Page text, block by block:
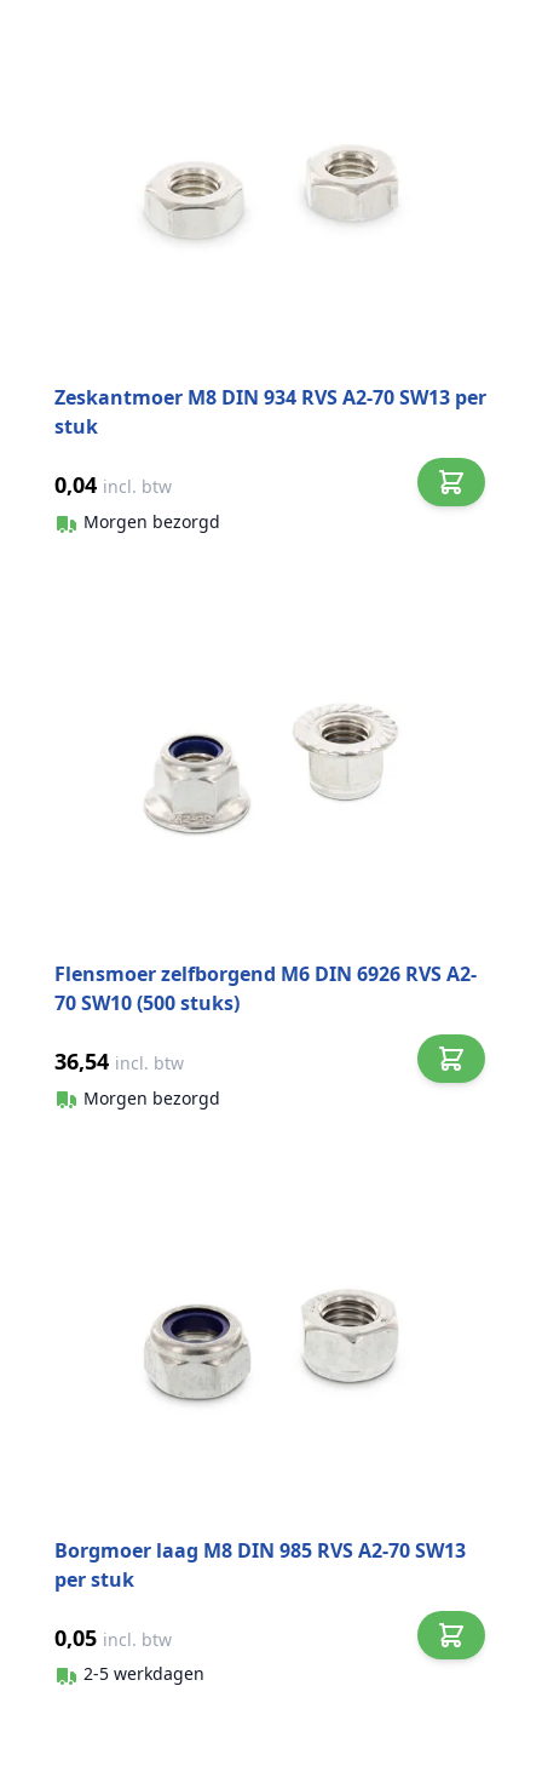
Zeskantmoer M8 DIN 934 RVS A2-70 SW13 per
stuk
0,04 incl. btw
Morgen bezorgd
Flensmoer zelfborgend M6 DIN 6926 RVS A2-
70 SW10 (500 stuks)
36,54 incl. btw
Morgen bezorgd
Borgmoer laag M8 DIN 985 RVS A2-70 SW13
per stuk
0,05 incl. btw
2-5 werkdagen